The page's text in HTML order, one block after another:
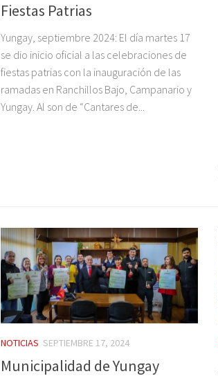
Fiestas Patrias
Yungay, septiembre 2024: El día martes 17
se dio inicio oficial a las celebraciones de
fiestas patrias con la inauguración de las
ramadas en Ranchillos Bajo, Campanario y
Yungay. Al son de “Cantares de...
NOTICIAS SEPTIEMBRE 17, 2024
Municipalidad de Yungay